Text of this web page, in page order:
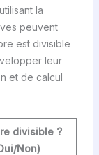
la
peuvent
est divisible
leur
et de calcul
divisible ?
Non)